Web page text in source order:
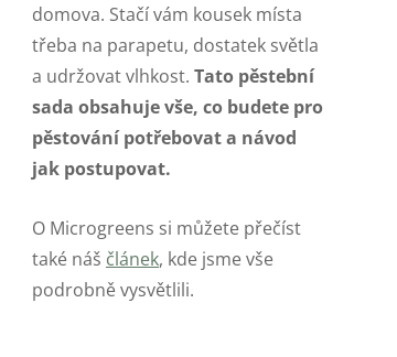
domova. Stačí vám kousek místa
třeba na parapetu, dostatek světla
a udržovat vlhkost. Tato pěstební
sada obsahuje vše, co budete pro
pěstování potřebovat a návod
jak postupovat.
O Microgreens si můžete přečíst
také náš článek, kde jsme vše
podrobně vysvětlili.